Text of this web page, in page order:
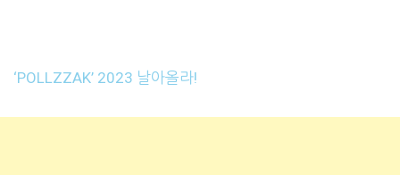
‘POLLZZAK’ 2023 날아올라!